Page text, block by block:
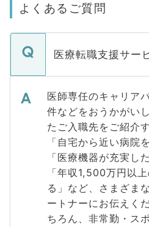
よくあるご質問
医療転職支援サー
医師専任のキャリア
件などをおうかがい
たご入職先をご紹介
「自宅から近い病院
「医療機器が充実し
「年収1,500万円以
る」など、さまざま
ートナーにお伝えく
ちろん、非常勤・ス